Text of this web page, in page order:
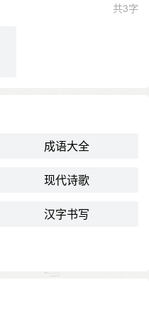
共3字
成语大全
现代诗歌
汉字书写